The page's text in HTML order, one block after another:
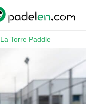
La Torre Paddle